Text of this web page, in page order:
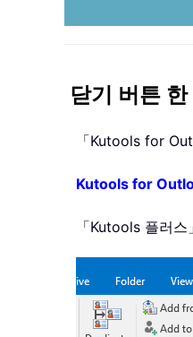
닫기 버튼
「Kutools for
Kutools for
「Kutools 플러